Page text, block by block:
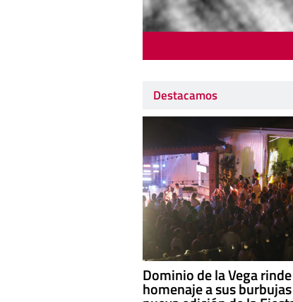
Destacamos
Dominio de la Vega rinde
homenaje a sus